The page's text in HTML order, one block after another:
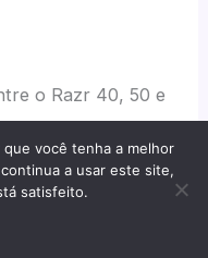
o Razr 40, 50 e
e tem
50 traz melhorias
Razr 60 oferece o
você tenha a melhor
a usar este site,
satisfeito.